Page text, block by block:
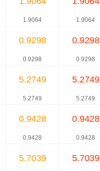
1.9064 1.9064
0.9298 0.9298
0.9298 0.9298
5.2749 5.2749
5.2749 5.2749
0.9428 0.9428
0.9428 0.9428
5.7039 5.7039